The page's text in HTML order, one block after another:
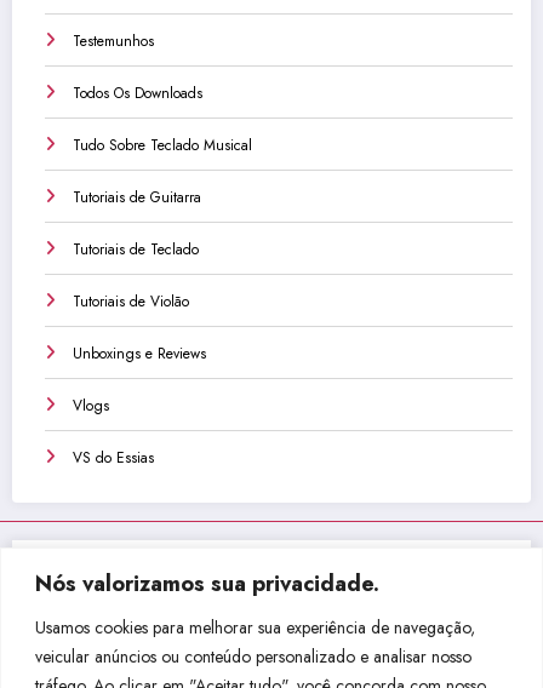
Nós valorizamos sua privacidade.
Usamos cookies para melhorar sua experiência de navegação,
veicular anúncios ou conteúdo personalizado e analisar nosso
Testemunhos
Todos Os Downloads
Tudo Sobre Teclado Musical
Tutoriais de Guitarra
Tutoriais de Teclado
Tutoriais de Violão
Unboxings e Reviews
Vlogs
VS do Essias
Não perca isso!